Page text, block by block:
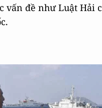
vấn đề như Luật Hải